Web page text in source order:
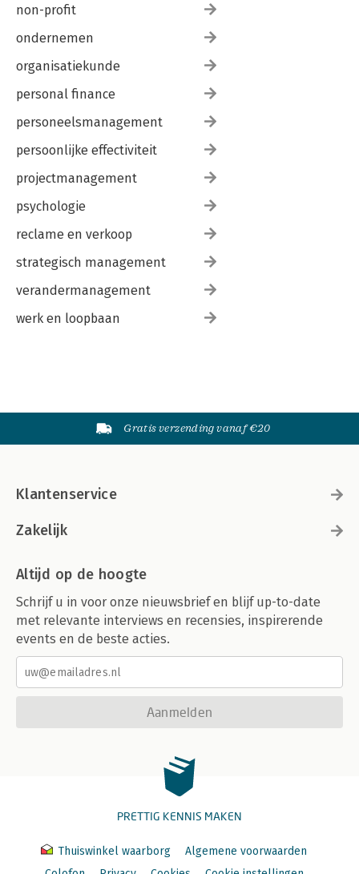
non-profit
ondernemen
organisatiekunde
personal finance
personeelsmanagement
persoonlijke effectiviteit
projectmanagement
psychologie
reclame en verkoop
strategisch management
verandermanagement
werk en loopbaan
Gratis verzending vanaf €20
Klantenservice
Zakelijk
Altijd op de hoogte
Schrijf u in voor onze nieuwsbrief en blijf up-to-date
met relevante interviews en recensies, inspirerende
events en de beste acties.
Aanmelden
PRETTIG KENNIS MAKEN
Thuiswinkel waarborg
Algemene voorwaarden